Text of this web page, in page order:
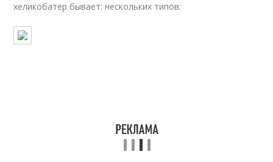
хеликобатер бывает: нескольких типов: